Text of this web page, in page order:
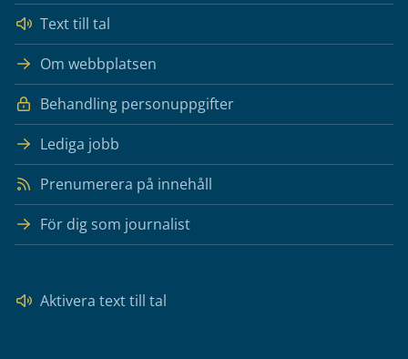
Text till tal
Om webbplatsen
Behandling personuppgifter
Lediga jobb
Prenumerera på innehåll
För dig som journalist
Aktivera text till tal